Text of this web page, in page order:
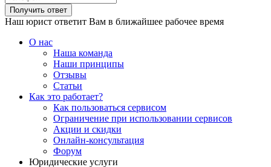
Наш юрист ответит Вам в ближайшее рабочее время
О нас
Наша команда
Наши принципы
Отзывы
Статьи
Как это работает?
Как пользоваться сервисом
Ограничение при использовании сервисов
Акции и скидки
Онлайн-консультация
Форум
Юридические услуги